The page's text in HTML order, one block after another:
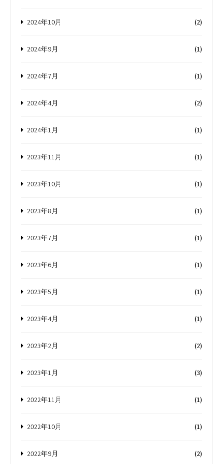
2024年10月 (2)
2024年9月 (1)
2024年7月 (1)
2024年4月 (2)
2024年1月 (1)
2023年11月 (1)
2023年10月 (1)
2023年8月 (1)
2023年7月 (1)
2023年6月 (1)
2023年5月 (1)
2023年4月 (1)
2023年2月 (2)
2023年1月 (3)
2022年11月 (1)
2022年10月 (1)
2022年9月 (2)